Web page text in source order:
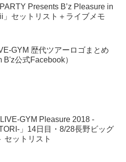
PARTY Presents B’z Pleasure in
」セットリスト＋ライブメモ
GYM 歴代ツアーロゴまとめ
B'z公式Facebook）
LIVE-GYM Pleasure 2018 -
」14日目・8/28長野ビッグ
セットリスト